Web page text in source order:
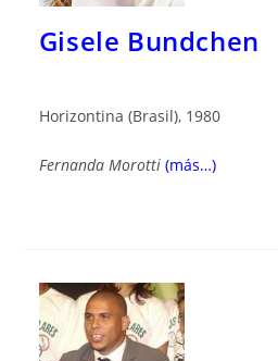
Gisele Bundchen
Horizontina (Brasil), 1980
Fernanda Morotti (más…)